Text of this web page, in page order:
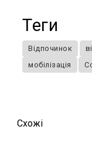
Теги
Відпочинок
мобілізація
Схожi